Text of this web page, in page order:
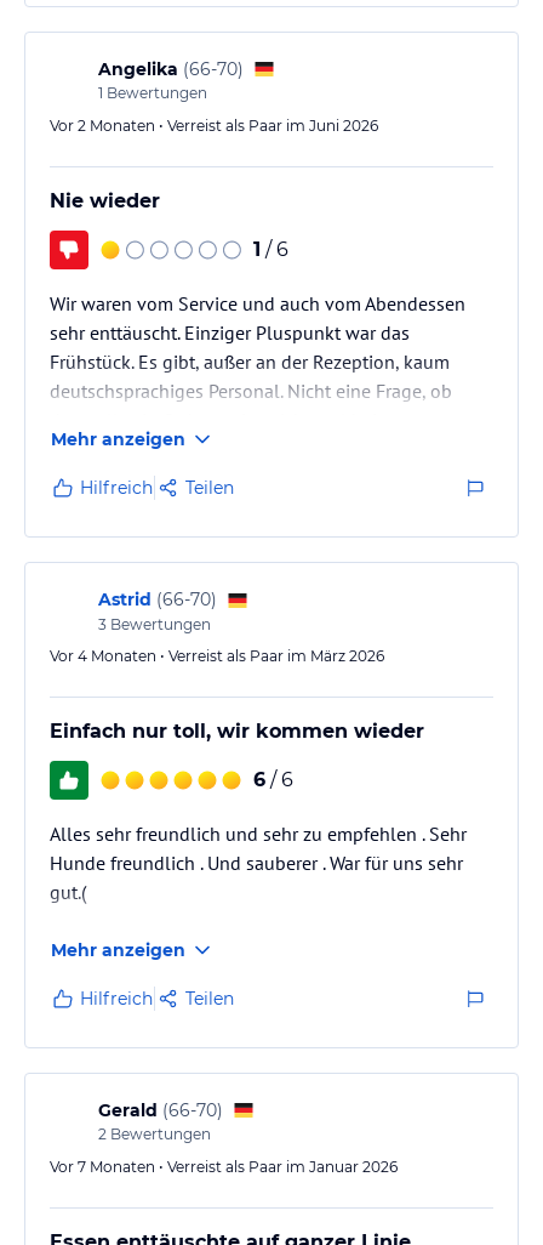
Angelika (66-70)
1 Bewertungen
Vor 2 Monaten • Verreist als Paar im Juni 2026
Nie wieder
1 / 6
Wir waren vom Service und auch vom Abendessen
sehr enttäuscht. Einziger Pluspunkt war das
Frühstück. Es gibt, außer an der Rezeption, kaum
deutschsprachiges Personal. Nicht eine Frage, ob
Auschecken.
Mehr anzeigen
Hilfreich Teilen
Astrid (66-70)
3 Bewertungen
Vor 4 Monaten • Verreist als Paar im März 2026
Einfach nur toll, wir kommen wieder
6 / 6
Alles sehr freundlich und sehr zu empfehlen . Sehr
Hunde freundlich . Und sauberer . War für uns sehr
gut.(
Mehr anzeigen
Hilfreich Teilen
Gerald (66-70)
2 Bewertungen
Vor 7 Monaten • Verreist als Paar im Januar 2026